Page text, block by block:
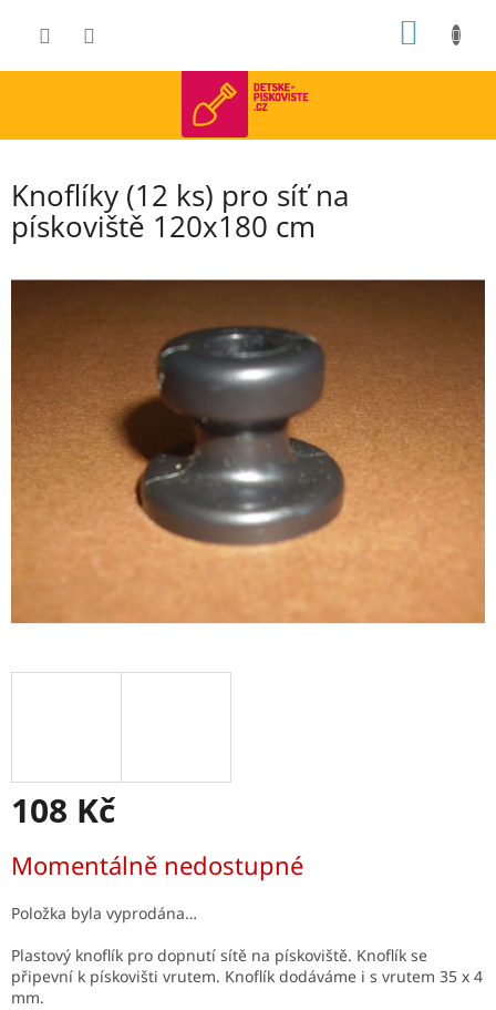
Knoflíky (12 ks) pro síť na
pískoviště 120x180 cm
108 Kč
cena:
Momentálně nedostupné
Položka byla vyprodána…
Plastový knoflík pro dopnutí sítě na pískoviště. Knoflík se
připevní k pískovišti vrutem. Knoflík dodáváme i s vrutem 35 x 4
mm.